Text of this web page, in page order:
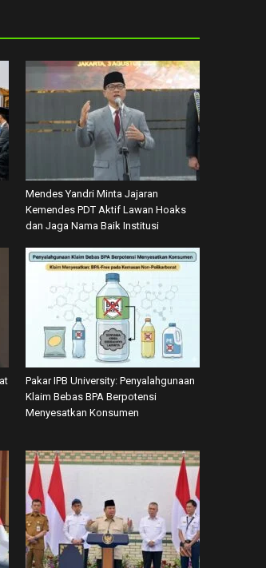
Mendes Yandri Minta Jajaran
Kemendes PDT Aktif Lawan Hoaks
dan Jaga Nama Baik Institusi
Pakar IPB University: Penyalahgunaan
Klaim Bebas BPA Berpotensi
Menyesatkan Konsumen